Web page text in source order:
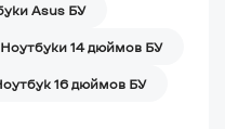
Asus БУ
Ноутбуки 14 дюймов БУ
16 дюймов БУ